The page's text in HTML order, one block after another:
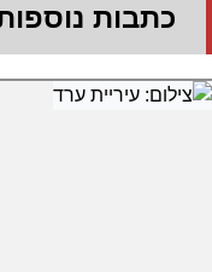
כתבות